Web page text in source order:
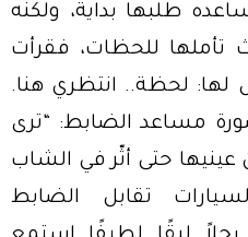
طلبها بداية، ولكنه
تأملها للحظات، فقرأت
لها: لحظة.. انتظري هنا.
مساعد الضابط: “ترى
حتى أثّر في الشاب
تقابل الضابط